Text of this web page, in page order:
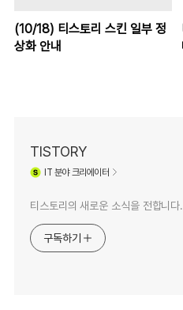
(10/18) 티스토리 스킨 일부 정
상화 안내
TISTORY
IT 분야 크리에이터
티스토리의 새로운 소식을 전합니다.
구독하기